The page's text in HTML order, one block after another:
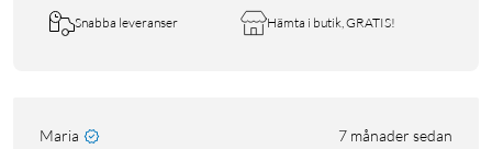
Snabba leveranser Hämta i butik, GRATIS!
Maria 7 månader sedan